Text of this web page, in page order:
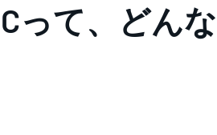
って、どん